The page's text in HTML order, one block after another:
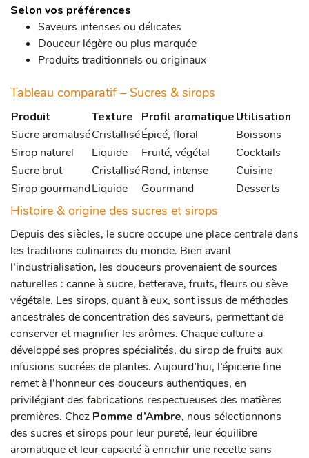
Selon vos préférences
Saveurs intenses ou délicates
Douceur légère ou plus marquée
Produits traditionnels ou originaux
Tableau comparatif – Sucres & sirops
Produit Texture Profil aromatiqueUtilisation
Sucre aromatiséCristalliséÉpicé, floral
Boissons
Sirop naturel
Liquide Fruité, végétal
Cocktails
Sucre brut
CristalliséRond, intense
Cuisine
Sirop gourmandLiquide Gourmand Desserts
Histoire & origine des sucres et sirops
Depuis des siècles, le sucre occupe une place centrale dans
les traditions culinaires du monde. Bien avant
l’industrialisation, les douceurs provenaient de sources
naturelles : canne à sucre, betterave, fruits, fleurs ou sève
végétale. Les sirops, quant à eux, sont issus de méthodes
ancestrales de concentration des saveurs, permettant de
conserver et magnifier les arômes. Chaque culture a
développé ses propres spécialités, du sirop de fruits aux
infusions sucrées de plantes. Aujourd’hui, l’épicerie fine
remet à l’honneur ces douceurs authentiques, en
privilégiant des fabrications respectueuses des matières
premières. Chez Pomme d’Ambre, nous sélectionnons
des sucres et sirops pour leur pureté, leur équilibre
aromatique et leur capacité à enrichir une recette sans